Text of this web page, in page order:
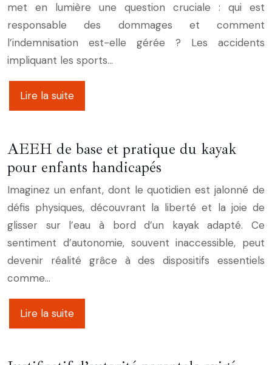
met en lumière une question cruciale : qui est
responsable des dommages et comment
l’indemnisation est-elle gérée ? Les accidents
impliquant les sports…
Lire la suite
AEEH de base et pratique du kayak
pour enfants handicapés
Imaginez un enfant, dont le quotidien est jalonné de
défis physiques, découvrant la liberté et la joie de
glisser sur l’eau à bord d’un kayak adapté. Ce
sentiment d’autonomie, souvent inaccessible, peut
devenir réalité grâce à des dispositifs essentiels
comme…
Lire la suite